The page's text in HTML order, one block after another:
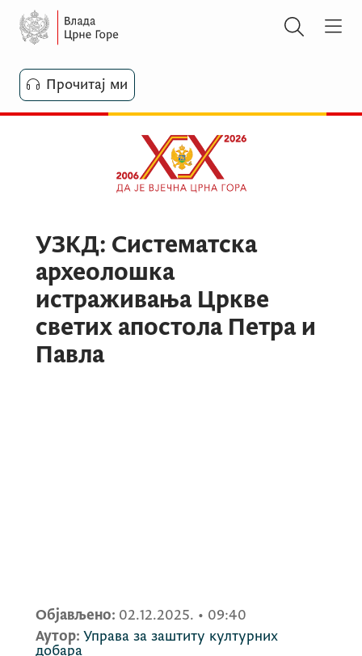
Прочитај ми
УЗКД: Систематска
археолошка
истраживања Цркве
светих апостола Петра и
Павла
Објављено: 02.12.2025. • 09:40
Аутор: Управа за заштиту културних
добара